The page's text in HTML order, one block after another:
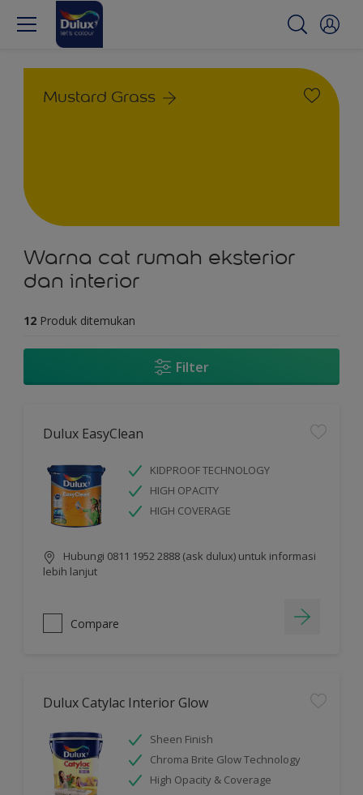
Mustard Grass
Warna cat rumah eksterior
dan interior
12 Produk ditemukan
Filter
Dulux EasyClean
KIDPROOF TECHNOLOGY
HIGH OPACITY
HIGH COVERAGE
Hubungi 0811 1952 2888 (ask dulux) untuk informasi
lebih lanjut
Compare
Dulux Catylac Interior Glow
Sheen Finish
Chroma Brite Glow Technology
High Opacity & Coverage